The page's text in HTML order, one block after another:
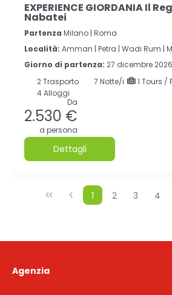
EXPERIENCE GIORDANIA Il
Nabatei
Partenza Milano | Roma
Località: Amman | Petra | Wadi Rum |
Giorno di partenza: 27 dicembre 2026
2Trasporto 7 Notte/i
1 Tours /
4 Alloggi
Da
2.530 €
a persona
Dettagli
1 2 3 4
Agenzia